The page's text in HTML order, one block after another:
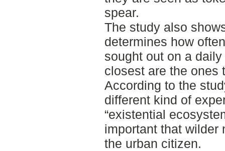
spear.
The study also
determines how
sought out on a
closest are the ones
According to the
different kind of
“existential
important that wilder
the urban citizen.